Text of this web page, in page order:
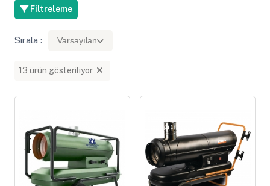
Filtreleme
Sırala : Varsayılan
13 ürün gösteriliyor